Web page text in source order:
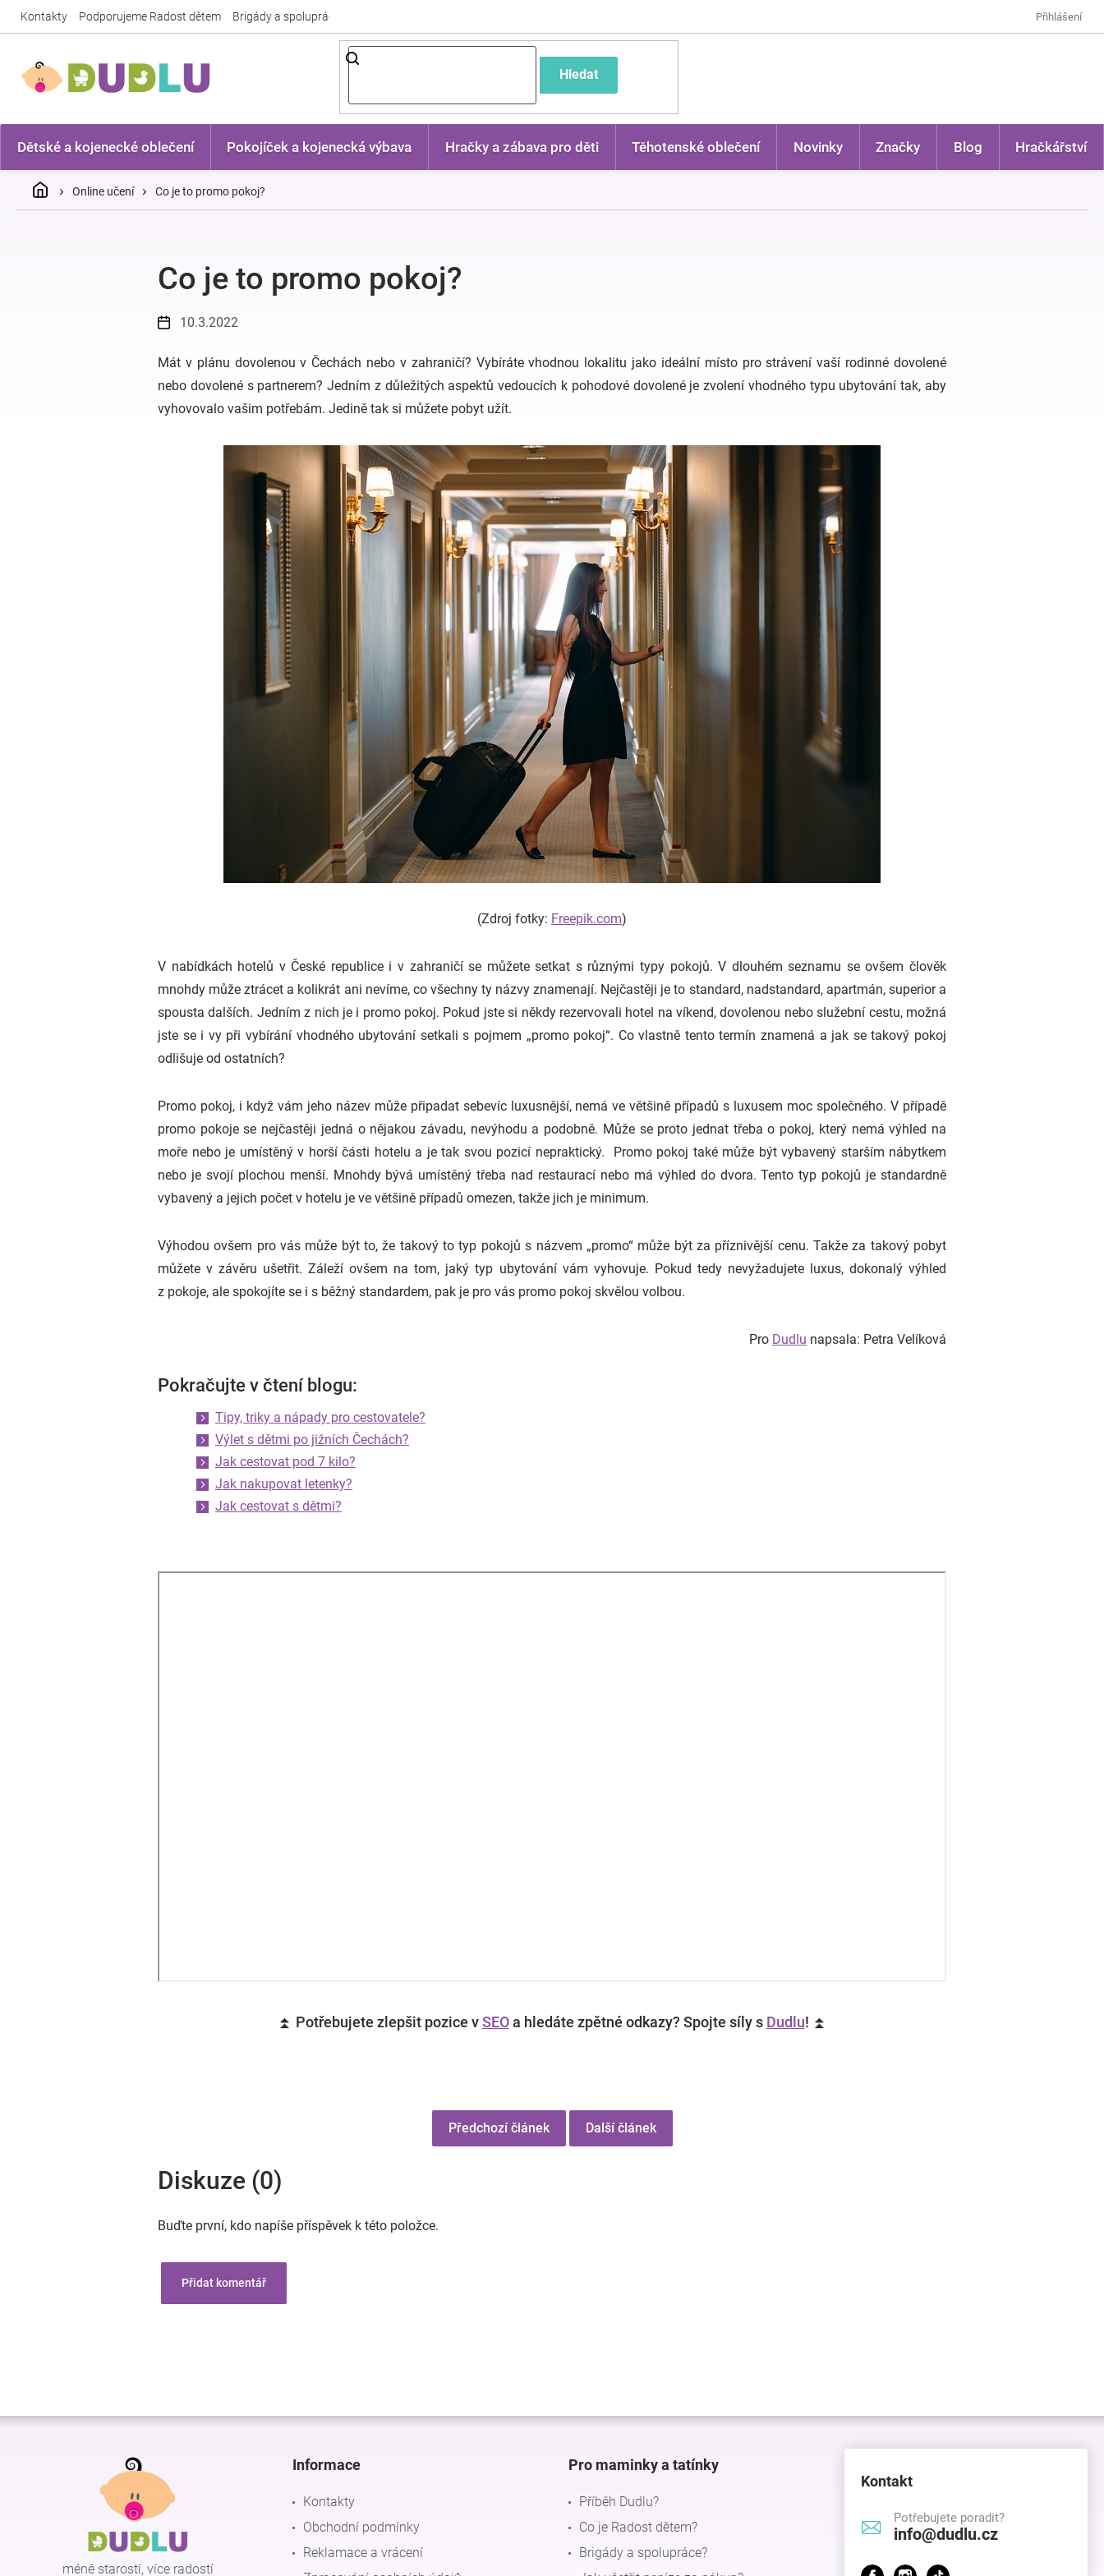
Kontakty Podporujeme Radost dětem Brigády a spolupráce Přihlášení
Hledat
Dětské a kojenecké oblečení Pokojíček a kojenecká výbava Hračky a zábava pro děti Těhotenské oblečení Novinky Značky Blog Hračkářství
DomůOnline učení Co je to promo pokoj?
Co je to promo pokoj?
10.3.2022
Mát v plánu dovolenou v Čechách nebo v zahraničí? Vybíráte vhodnou lokalitu jako ideální místo pro strávení vaší rodinné dovolené
nebo dovolené s partnerem? Jedním z důležitých aspektů vedoucích k pohodové dovolené je zvolení vhodného typu ubytování tak, aby
vyhovovalo vašim potřebám. Jedině tak si můžete pobyt užít.
(Zdroj fotky: Freepik.com)
V nabídkách hotelů v České republice i v zahraničí se můžete setkat s různými typy pokojů. V dlouhém seznamu se ovšem člověk
mnohdy může ztrácet a kolikrát ani nevíme, co všechny ty názvy znamenají. Nejčastěji je to standard, nadstandard, apartmán, superior a
spousta dalších. Jedním z nich je i promo pokoj. Pokud jste si někdy rezervovali hotel na víkend, dovolenou nebo služební cestu, možná
jste se i vy při vybírání vhodného ubytování setkali s pojmem „promo pokoj“. Co vlastně tento termín znamená a jak se takový pokoj
odlišuje od ostatních?
Promo pokoj, i když vám jeho název může připadat sebevíc luxusnější, nemá ve většině případů s luxusem moc společného. V případě
promo pokoje se nejčastěji jedná o nějakou závadu, nevýhodu a podobně. Může se proto jednat třeba o pokoj, který nemá výhled na
moře nebo je umístěný v horší části hotelu a je tak svou pozicí nepraktický. Promo pokoj také může být vybavený starším nábytkem
nebo je svojí plochou menší. Mnohdy bývá umístěný třeba nad restaurací nebo má výhled do dvora. Tento typ pokojů je standardně
vybavený a jejich počet v hotelu je ve většině případů omezen, takže jich je minimum.
Výhodou ovšem pro vás může být to, že takový to typ pokojů s názvem „promo“ může být za příznivější cenu. Takže za takový pobyt
můžete v závěru ušetřit. Záleží ovšem na tom, jaký typ ubytování vám vyhovuje. Pokud tedy nevyžadujete luxus, dokonalý výhled
z pokoje, ale spokojíte se i s běžný standardem, pak je pro vás promo pokoj skvělou volbou.
Pro Dudlu napsala: Petra Velíková
Pokračujte v čtení blogu:
Tipy, triky a nápady pro cestovatele?
Výlet s dětmi po jižních Čechách?
Jak cestovat pod 7 kilo?
Jak nakupovat letenky?
Jak cestovat s dětmi?
⏫ Potřebujete zlepšit pozice vSEOa hledáte zpětné odkazy? Spojte síly s Dudlu! ⏫
Předchozí článek Další článek
Diskuze (0)
Buďte první, kdo napíše příspěvek k této položce.
Přidat komentář
Z
méně starostí, více radostí
Informace
Kontakty
Obchodní podmínky
Reklamace a vrácení
Pro maminky a tatínky
Příběh Dudlu?
Co je Radost dětem?
Brigády a spolupráce?
Kontakt
Potřebujete poradit?
info@dudlu.cz